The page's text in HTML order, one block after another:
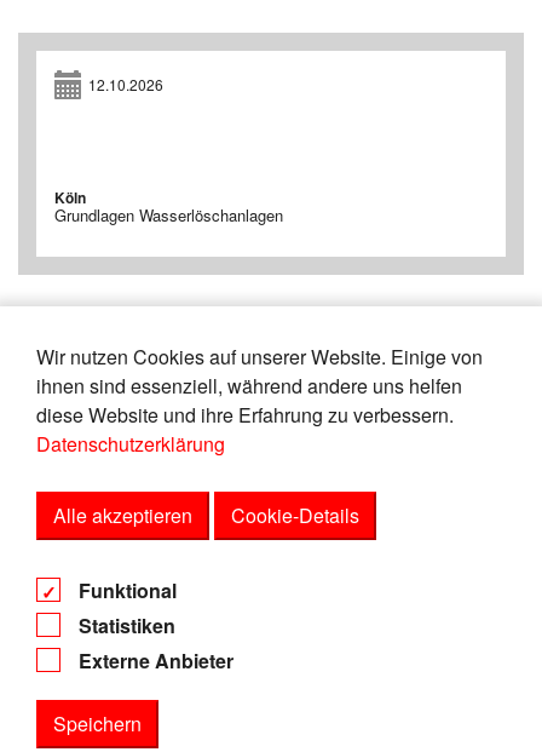
Wir nutzen Cookies auf unserer Website. Einige von
ihnen sind essenziell, während andere uns helfen
diese Website und ihre Erfahrung zu verbessern.
Datenschutzerklärung
Alle akzeptieren Cookie-Details
Funktional
Statistiken
Externe Anbieter
Speichern
12.10.2026
Köln
Grundlagen Wasserlöschanlagen
« 7 8 9 10 11 12 13
14
15
16 »
Impressum